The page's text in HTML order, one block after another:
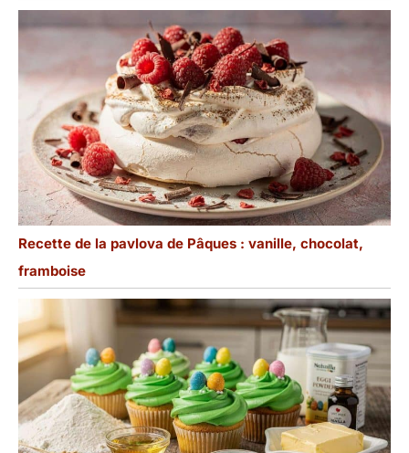
Recette de la pavlova de Pâques : vanille, chocolat,
framboise